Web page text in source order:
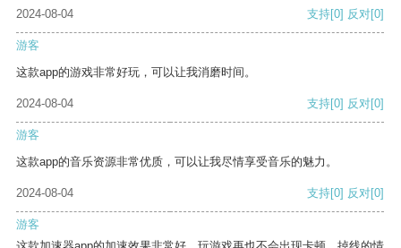
2024-08-04
支持[0] 反对[0]
游客
这款app的游戏非常好玩，可以让我消磨时间。
2024-08-04 支持[0] 反对[0]
游客
这款app的音乐资源非常优质，可以让我尽情享受音乐的魅力。
2024-08-04 支持[0] 反对[0]
游客